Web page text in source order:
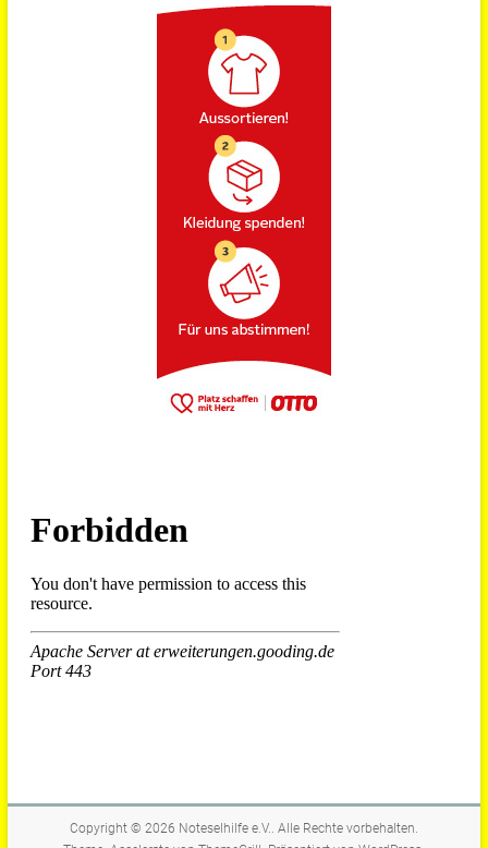
Copyright © 2026 Noteselhilfe e.V.. Alle Rechte vorbehalten.